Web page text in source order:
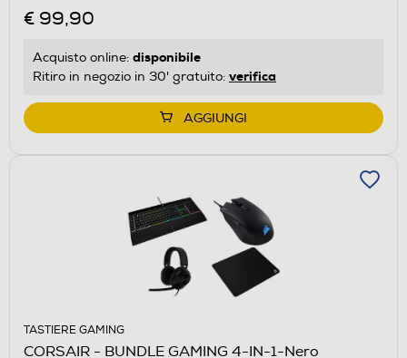
€ 99,90
Acquisto online: disponibile
Ritiro in negozio in 30' gratuito: verifica
AGGIUNGI
TASTIERE GAMING
CORSAIR - BUNDLE GAMING 4-IN-1-Nero